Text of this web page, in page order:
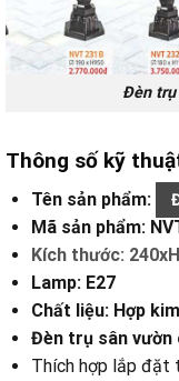
Đèn trụ
Thông số kỹ
Tên sản phẩm:
Mã sản phẩm:
Kích thước:
Lamp: E27
Chất liệu: Hợp
Đèn trụ sân vườn
Thích hợp lắp đặt